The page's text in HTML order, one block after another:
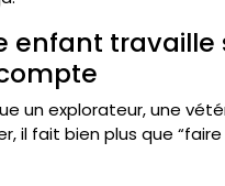
enfant travaille
un explorateur, une
il fait bien plus que “faire